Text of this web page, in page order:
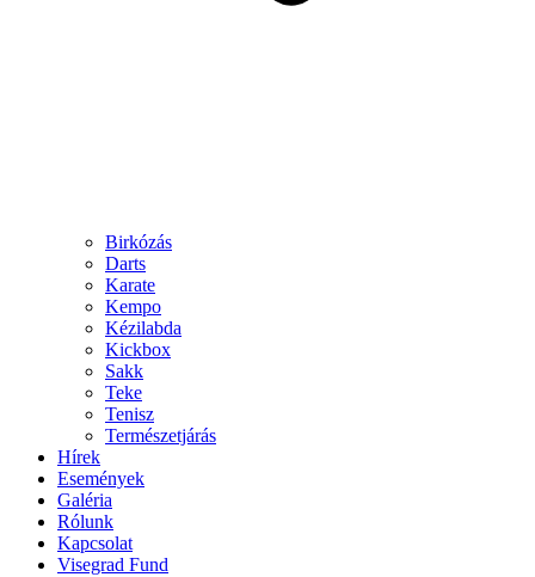
Birkózás
Darts
Karate
Kempo
Kézilabda
Kickbox
Sakk
Teke
Tenisz
Természetjárás
Hírek
Események
Galéria
Rólunk
Kapcsolat
Visegrad Fund